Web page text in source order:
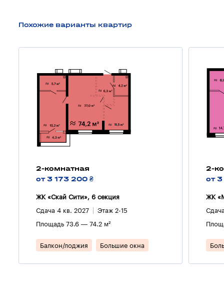
Похожие варианты квартир
2-комнатная
от 3 173 200 ₴
ЖК «Скай Сити», 6 секция
Сдача 4 кв. 2027 Этаж 2-15
Площадь 73.6 — 74.2 м²
Балкон/лоджия Большие окна
2-
от
ЖК